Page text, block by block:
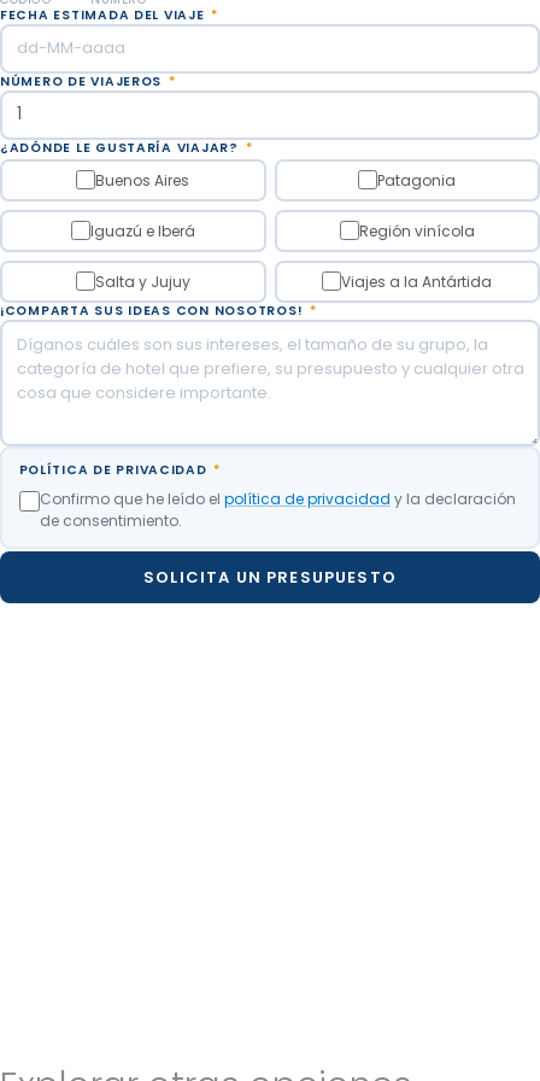
las 11h, e infusiones con aperitivos en la salida a las
16.30h.
condiciones de la marea.
Recorrido: 50 km (20 km por asfalto y 30 km por
caminos de grava).
Noche en Puerto Madryn.
Comidas incluidas: Desayuno.
FECHA ESTIMADA DEL VIAJE *
NÚMERO DE VIAJEROS *
¿ADÓNDE LE GUSTARÍA VIAJAR? *
Buenos Aires Patagonia
Iguazú e Iberá Región vinícola
Salta y Jujuy Viajes a la Antártida
¡COMPARTA SUS IDEAS CON NOSOTROS! *
POLÍTICA DE PRIVACIDAD *
Confirmo que he leído el política de privacidad y la declaración
de consentimiento.
SOLICITA UN PRESUPUESTO